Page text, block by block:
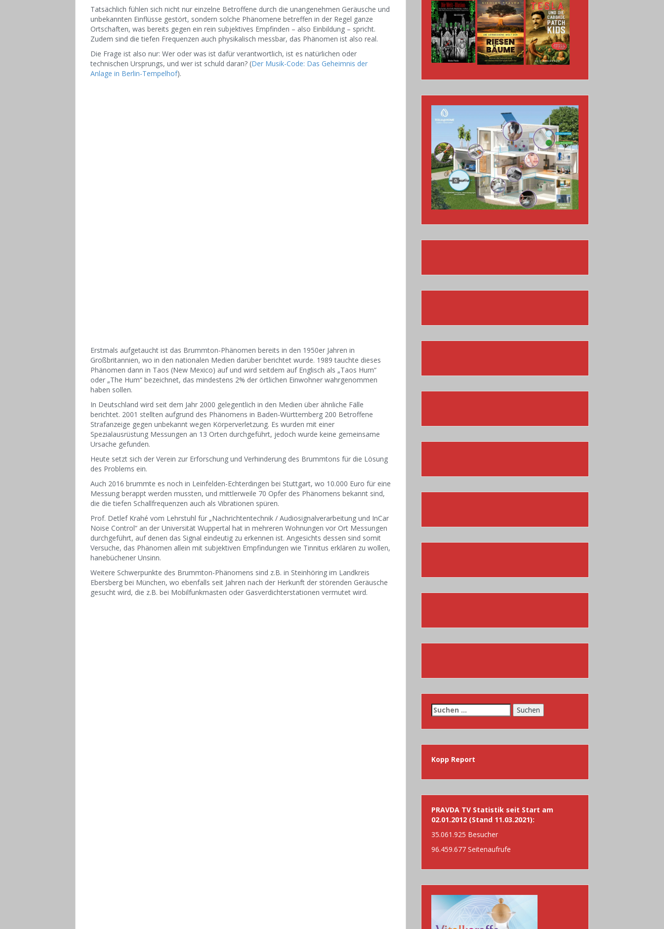
Tatsächlich fühlen sich nicht nur einzelne Betroffene durch die unangenehmen Geräusche und
unbekannten Einflüsse gestört, sondern solche Phänomene betreffen in der Regel ganze
Ortschaften, was bereits gegen ein rein subjektives Empfinden – also Einbildung – spricht.
Zudem sind die tiefen Frequenzen auch physikalisch messbar, das Phänomen ist also real.
Die Frage ist also nur: Wer oder was ist dafür verantwortlich, ist es natürlichen oder
technischen Ursprungs, und wer ist schuld daran? (Der Musik-Code: Das Geheimnis der
Anlage in Berlin-Tempelhof).
Erstmals aufgetaucht ist das Brummton-Phänomen bereits in den 1950er Jahren in
Großbritannien, wo in den nationalen Medien darüber berichtet wurde. 1989 tauchte dieses
Phänomen dann in Taos (New Mexico) auf und wird seitdem auf Englisch als „Taos Hum“
oder „The Hum“ bezeichnet, das mindestens 2% der örtlichen Einwohner wahrgenommen
haben sollen.
In Deutschland wird seit dem Jahr 2000 gelegentlich in den Medien über ähnliche Fälle
berichtet. 2001 stellten aufgrund des Phänomens in Baden-Württemberg 200 Betroffene
Strafanzeige gegen unbekannt wegen Körperverletzung. Es wurden mit einer
Spezialausrüstung Messungen an 13 Orten durchgeführt, jedoch wurde keine gemeinsame
Ursache gefunden.
Heute setzt sich der Verein zur Erforschung und Verhinderung des Brummtons für die Lösung
des Problems ein.
Auch 2016 brummte es noch in Leinfelden-Echterdingen bei Stuttgart, wo 10.000 Euro für eine
Messung berappt werden mussten, und mittlerweile 70 Opfer des Phänomens bekannt sind,
die die tiefen Schallfrequenzen auch als Vibrationen spüren.
Prof. Detlef Krahé vom Lehrstuhl für „Nachrichtentechnik / Audiosignalverarbeitung und InCar
Noise Control“ an der Universität Wuppertal hat in mehreren Wohnungen vor Ort Messungen
durchgeführt, auf denen das Signal eindeutig zu erkennen ist. Angesichts dessen sind somit
Versuche, das Phänomen allein mit subjektiven Empfindungen wie Tinnitus erklären zu wollen,
hanebüchener Unsinn.
Weitere Schwerpunkte des Brummton-Phänomens sind z.B. in Steinhöring im Landkreis
Ebersberg bei München, wo ebenfalls seit Jahren nach der Herkunft der störenden Geräusche
gesucht wird, die z.B. bei Mobilfunkmasten oder Gasverdichterstationen vermutet wird.
Suchen
nach:
Kopp Report
PRAVDA TV Statistik seit Start am
02.01.2012 (Stand 11.03.2021):
35.061.925 Besucher
96.459.677 Seitenaufrufe